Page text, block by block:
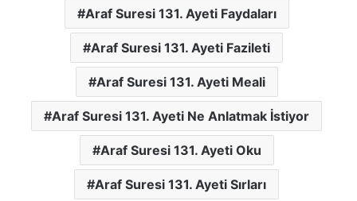
Araf Suresi 131. Ayeti Faydaları
Araf Suresi 131. Ayeti Fazileti
Araf Suresi 131. Ayeti Meali
Araf Suresi 131. Ayeti Ne Anlatmak İstiyor
Araf Suresi 131. Ayeti Oku
Araf Suresi 131. Ayeti Sırları